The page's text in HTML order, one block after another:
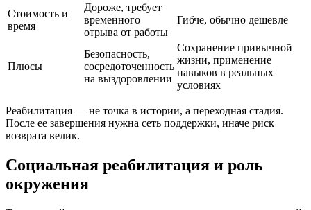
Стоимость и
время
Дороже, требует
временного
отрыва от работы
Гибче, обычно дешевле
Плюсы
Безопасность,
сосредоточенность
на выздоровлении
Сохранение привычной
жизни, применение
навыков в реальных
условиях
Реабилитация — не точка в истории, а переходная стадия.
После ее завершения нужна сеть поддержки, иначе риск
возврата велик.
Социальная реабилитация и роль
окружения